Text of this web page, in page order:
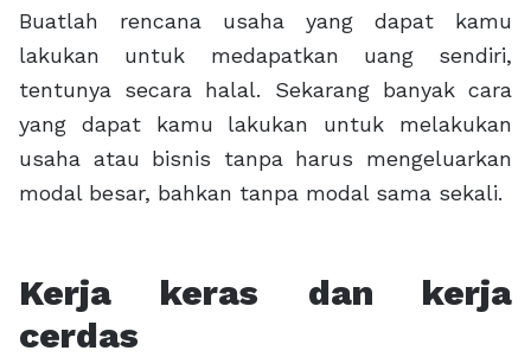
Buatlah rencana usaha yang dapat kamu
lakukan untuk medapatkan uang sendiri,
tentunya secara halal. Sekarang banyak cara
yang dapat kamu lakukan untuk melakukan
usaha atau bisnis tanpa harus mengeluarkan
modal besar, bahkan tanpa modal sama sekali.
Kerja keras dan kerja
cerdas